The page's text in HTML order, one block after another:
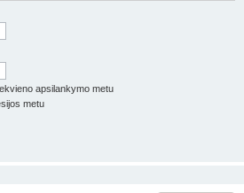
apsilankymo metu
metu